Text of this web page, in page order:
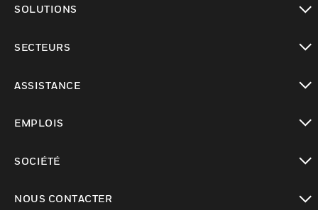
SOLUTIONS
SECTEURS
ASSISTANCE
EMPLOIS
SOCIÉTÉ
NOUS CONTACTER